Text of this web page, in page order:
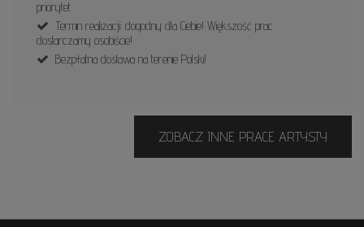
priorytet.
Termin realizacji: dogodny dla Ciebie! Większość prac
dostarczamy osobiście!
Bezpłatna dostawa na terenie Polski!
ZOBACZ INNE PRACE ARTYSTY